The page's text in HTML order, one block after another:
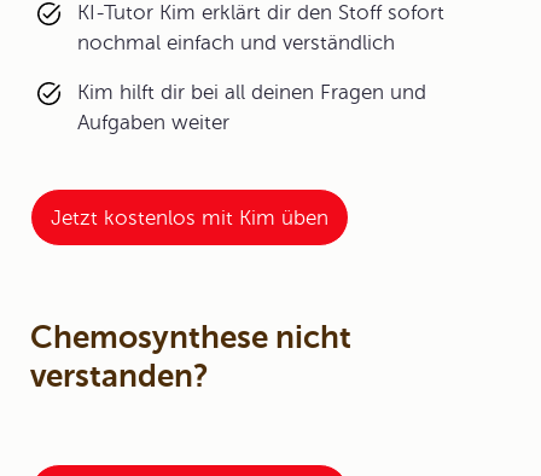
KI-Tutor Kim erklärt dir den Stoff sofort
nochmal einfach und verständlich
Kim hilft dir bei all deinen Fragen und
Aufgaben weiter
Jetzt kostenlos mit Kim üben
Chemosynthese nicht
verstanden?